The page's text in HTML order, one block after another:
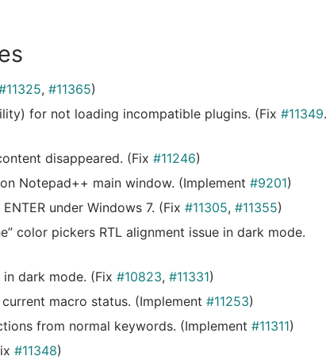
, #11365)
for not loading incompatible plugins. (Fix #11349.
disappeared. (Fix #11246)
Notepad++ main window. (Implement #9201)
under Windows 7. (Fix #11305, #11355)
color pickers RTL alignment issue in dark mode.
dark mode. (Fix #10823, #11331)
macro status. (Implement #11253)
from normal keywords. (Implement #11311)
#11348)